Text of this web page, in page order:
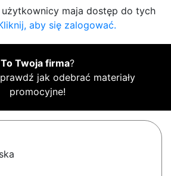
maja dostęp do tych
aby się zalogować.
To Twoja firma?
jak odebrać materiały
promocyjne!